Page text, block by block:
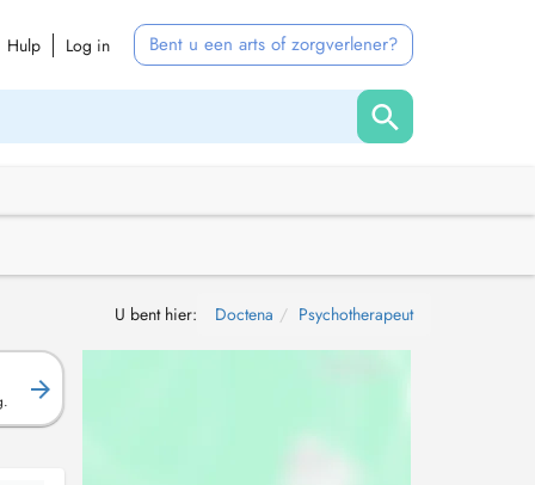
Hulp Log in Bent u een arts of zorgverlener?
U bent hier: Doctena Psychotherapeut